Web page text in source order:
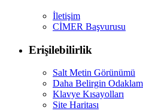
İletişim
CİMER Başvurusu
Erişilebilirlik
Salt Metin Görünümü
Daha Belirgin
Klavye Kısayolları
Site Haritası